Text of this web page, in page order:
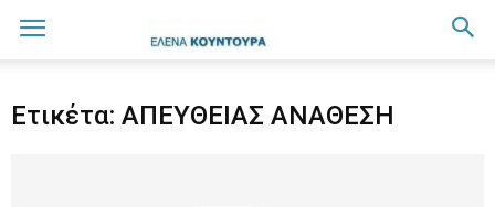
Ετικέτα: ΑΠΕΥΘΕΙΑΣ ΑΝΑΘΕΣΗ